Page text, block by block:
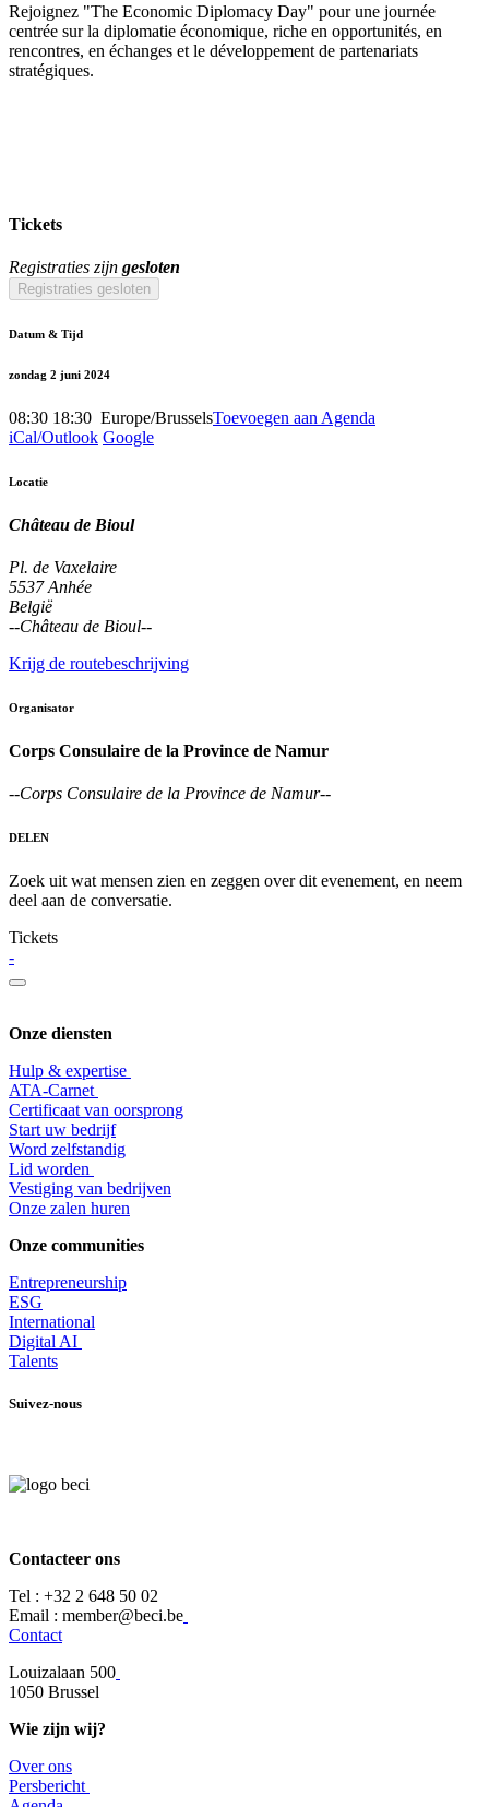
Rejoignez "The Economic Diplomacy Day" pour une journée
centrée sur la diplomatie économique, riche en opportunités, en
rencontres, en échanges et le développement de partenariats
stratégiques.
Tickets
Registraties zijn gesloten
Registraties gesloten
Datum & Tijd
zondag 2 juni 2024
08:30 18:30 Europe/BrusselsToevoegen aan Agenda
iCal/Outlook Google
Locatie
Château de Bioul
Pl. de Vaxelaire
5537 Anhée
België
--Château de Bioul--
Krijg de routebeschrijving
Organisator
Corps Consulaire de la Province de Namur
--Corps Consulaire de la Province de Namur--
DELEN
Zoek uit wat mensen zien en zeggen over dit evenement, en neem
deel aan de conversatie.
Tickets
-
Onze diensten
Hulp & expertise
​ATA-Carnet
Certificaat van oorsprong
Start uw bedrijf
Word zelfstandig
Lid worden
​Vestiging van bedrijven
Onze zalen huren
Onze communities
Entrepreneurship
ESG
International
Digital AI
Talents
Suivez-nous
Contacteer ons
Tel : +32 2 648 50 02​
​​Email : member@beci.be
Contact
Louizalaan 500
​1050 Brussel
Wie zijn wij?
Over ons
​​Persbericht